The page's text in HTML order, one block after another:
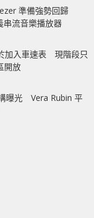
準備強勢回歸
流音樂播放器
加入車速表 現階段只
開放
曝光 Vera Rubin 平